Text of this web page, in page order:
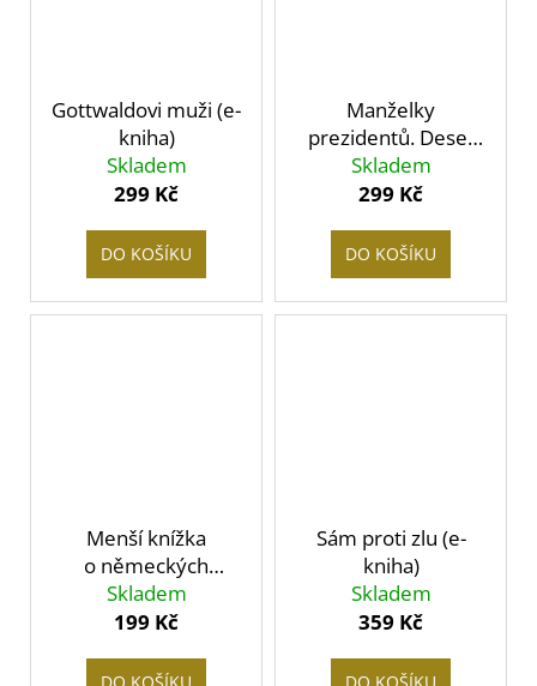
Gottwaldovi muži (e-
kniha)
Skladem
299 Kč
DO KOŠÍKU
Manželky
prezidentů. Deset
žen z Hradu (e-
kniha)
Skladem
299 Kč
DO KOŠÍKU
Menší knížka
o německých
spisovatelích z Čech
a Moravy (e-kniha)
Skladem
199 Kč
DO KOŠÍKU
Sám proti zlu (e-
kniha)
Skladem
359 Kč
DO KOŠÍKU